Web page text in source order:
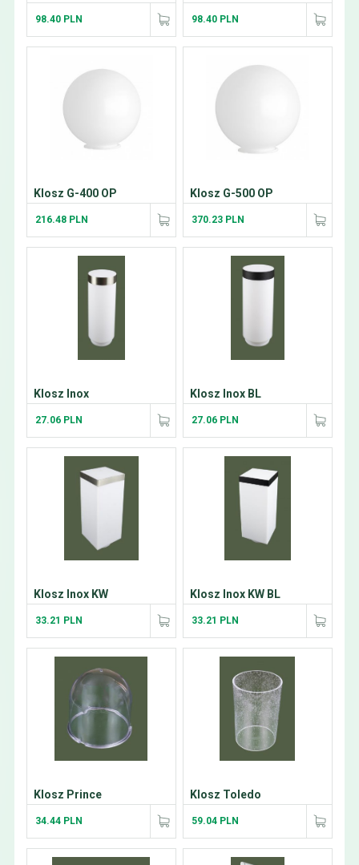
98.40 PLN 98.40 PLN
Klosz G-400 OP
216.48 PLN
Klosz G-500 OP
370.23 PLN
Klosz Inox
27.06 PLN
Klosz Inox BL
27.06 PLN
Klosz Inox KW
33.21 PLN
Klosz Inox KW BL
33.21 PLN
Klosz Prince
34.44 PLN
Klosz Toledo
59.04 PLN